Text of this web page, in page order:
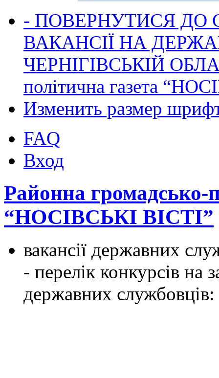
- ПОВЕРНУТИСЯ ДО
ВАКАНСІЇ НА
ЧЕРНІГІВСЬКІЙ
політична газета
Изменить размер
FAQ
Вход
Районна громадсько-
“НОСІВСЬКІ ВІСТІ”
вакансії державних
- перелік конкурсів на
державних службовців: